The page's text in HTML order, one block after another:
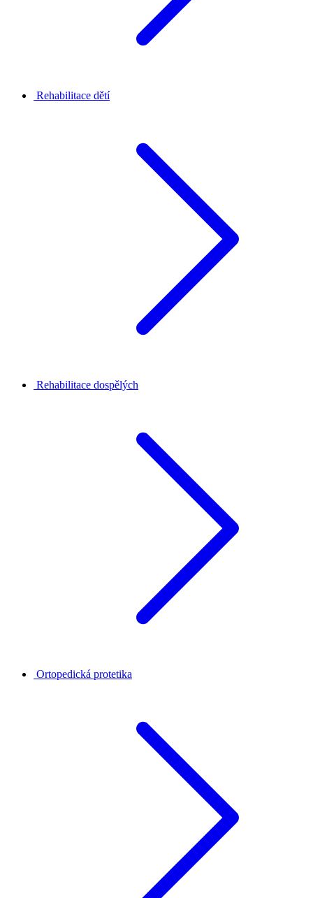
Rehabilitace dětí
Rehabilitace dospělých
Ortopedická protetika